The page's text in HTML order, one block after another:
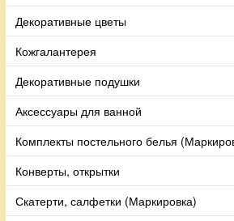
Декоративные цветы
Кожгалантерея
Декоративные подушки
Аксессуары для ванной
Комплекты постельного белья
Конверты, открытки
Скатерти, салфетки (Маркировка)